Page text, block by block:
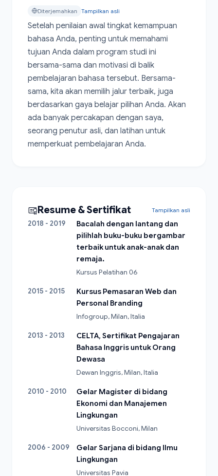
Diterjemahkan Tampilkan asli
Setelah penilaian awal tingkat kemampuan
bahasa Anda, penting untuk memahami
tujuan Anda dalam program studi ini
bersama-sama dan motivasi di balik
pembelajaran bahasa tersebut. Bersama-
sama, kita akan memilih jalur terbaik, juga
berdasarkan gaya belajar pilihan Anda. Akan
ada banyak percakapan dengan saya,
seorang penutur asli, dan latihan untuk
memperkuat pembelajaran Anda.
Resume & Sertifikat Tampilkan asli
2018 - 2019
Bacalah dengan lantang dan
pilihlah buku-buku bergambar
terbaik untuk anak-anak dan
remaja.
Kursus Pelatihan 06
2015 - 2015
Kursus Pemasaran Web dan
Personal Branding
Infogroup, Milan, Italia
2013 - 2013
CELTA, Sertifikat Pengajaran
Bahasa Inggris untuk Orang
Dewasa
Dewan Inggris, Milan, Italia
2010 - 2010
Gelar Magister di bidang
Ekonomi dan Manajemen
Lingkungan
Universitas Bocconi, Milan
2006 - 2009
Gelar Sarjana di bidang Ilmu
Lingkungan
Universitas Pavia